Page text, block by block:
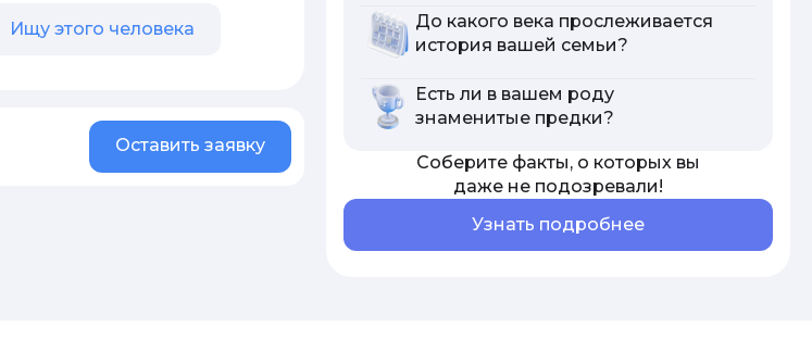
Ищу этого человека
Оставить заявку
До какого века прослеживается
история вашей семьи?
Есть ли в вашем роду
знаменитые предки?
Соберите факты, о которых вы
даже не подозревали!
Узнать подробнее